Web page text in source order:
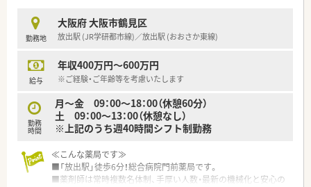
勤務地
大阪府 大阪市鶴見区
放出駅 (JR学研都市線)／放出駅 (おおさか東線)
給与
年収400万円～600万円
※ご経験・ご年齢等を考慮いたします
勤務
時間
月～金 09：00～18：00（休憩60分）
土 09：00～13：00（休憩なし）
※上記のうち週40時間シフト制勤務
≪こんな薬局です≫
■「放出駅」徒歩6分！総合病院門前薬局です。
■薬剤師は常時複数名体制、手厚い人数・最新の機械化と安心の